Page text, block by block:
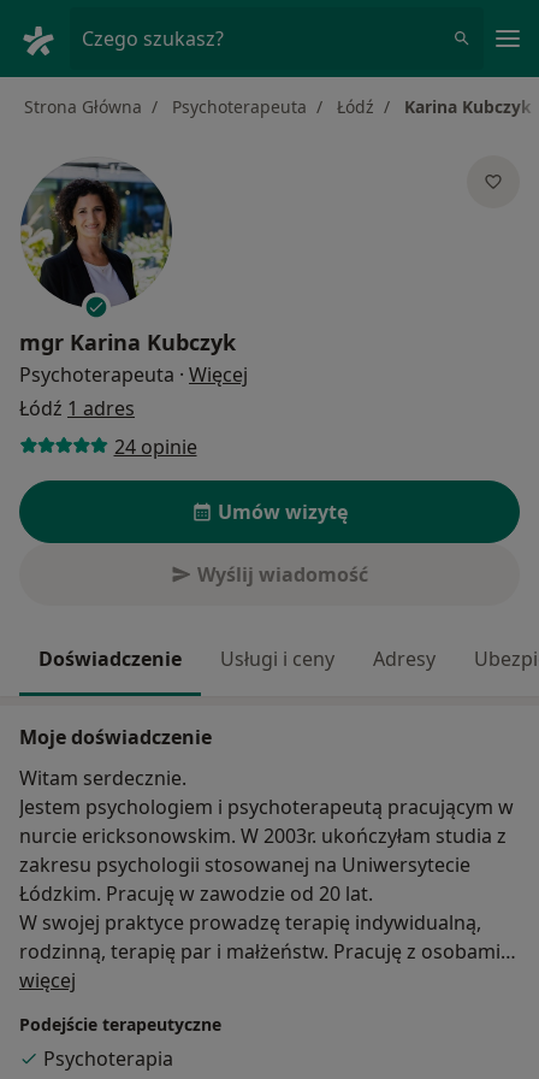
Czego szukasz?
Strona Główna Psychoterapeuta Łódź Karina Kubczyk
mgr Karina Kubczyk
Psychoterapeuta · Więcej
Łódź 1 adres
24 opinie
Umów wizytę
Wyślij wiadomość
Doświadczenie Usługi i ceny Adresy
Moje doświadczenie
Witam serdecznie.
Jestem psychologiem i psychoterapeutą pracującym w
nurcie ericksonowskim. W 2003r. ukończyłam studia z
zakresu psychologii stosowanej na Uniwersytecie
Łódzkim. Pracuję w zawodzie od 20 lat.
W swojej praktyce prowadzę terapię indywidualną,
rodzinną, terapię par i małżeństw. Pracuję z osobami
dorosłymi, młodzieżą i dziećmi. Prowadzę również
wsparcie dla par starających się o powiększenie
rodziny.
więcej
Podejście terapeutyczne
Psychoterapia